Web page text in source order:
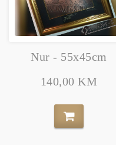
Nur - 55x45cm
140,00 KM